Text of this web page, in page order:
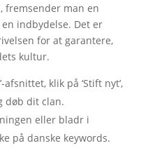
fremsender man en
indbydelse. Det er
for at garantere,
kultur.
afsnittet, klik på ‘Stift nyt’,
døb dit clan.
eller bladr i
på danske keywords.